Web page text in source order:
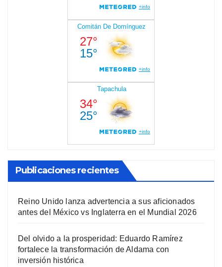
Publicaciones recientes
Reino Unido lanza advertencia a sus aficionados
antes del México vs Inglaterra en el Mundial 2026
Del olvido a la prosperidad: Eduardo Ramírez
fortalece la transformación de Aldama con
inversión histórica